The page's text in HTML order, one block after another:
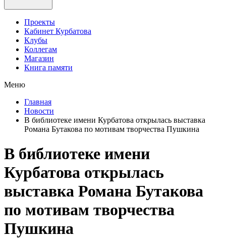
Проекты
Кабинет Курбатова
Клубы
Коллегам
Магазин
Книга памяти
Меню
Главная
Новости
В библиотеке имени Курбатова открылась выставка
Романа Бутакова по мотивам творчества Пушкина
В библиотеке имени
Курбатова открылась
выставка Романа Бутакова
по мотивам творчества
Пушкина